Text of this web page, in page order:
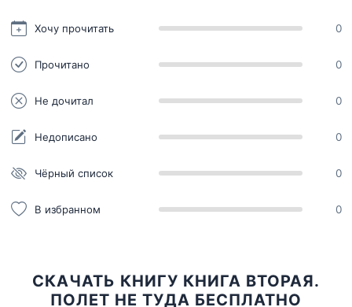
Хочу прочитать 0
Прочитано 0
Не дочитал 0
Недописано 0
Чёрный список 0
В избранном 0
СКАЧАТЬ КНИГУ КНИГА ВТОРАЯ.
ПОЛЕТ НЕ ТУДА БЕСПЛАТНО